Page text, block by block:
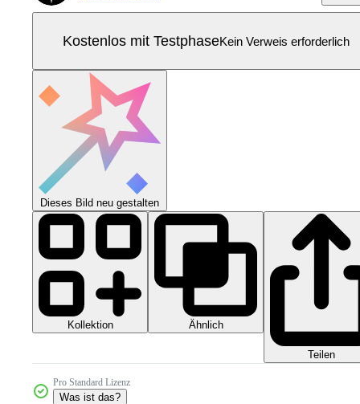
Kostenlos mit TestphaseKein Verweis erforderlich
Dieses Bild neu gestalten
Kollektion Ähnlich
Teilen
Pro Standard Lizenz
Was ist das?